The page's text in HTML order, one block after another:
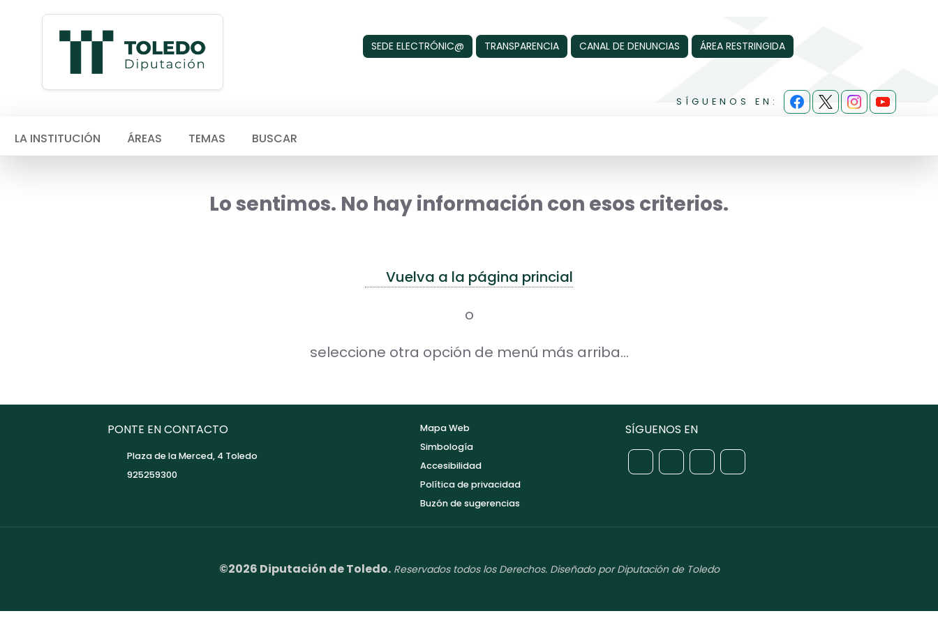
SEDE ELECTRÓNIC@ TRANSPARENCIA CANAL DE DENUNCIAS ÁREA RESTRINGIDA
SÍGUENOS EN:
LA INSTITUCIÓN ÁREAS TEMAS BUSCAR
Lo sentimos. No hay información con esos criterios.
Vuelva a la página princial
o
seleccione otra opción de menú más arriba...
PONTE EN CONTACTO
Plaza de la Merced, 4 Toledo
925259300
Mapa Web
Simbología
Accesibilidad
Política de privacidad
Buzón de sugerencias
SÍGUENOS EN
©2026 Diputación de Toledo. Reservados todos los Derechos. Diseñado por Diputación de Toledo